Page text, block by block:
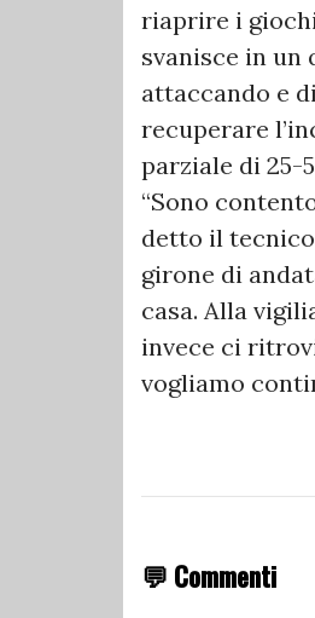
riaprire i
svanisce in un
attaccando e
recuperare
parziale di 25-
“Sono
detto il
girone di
casa. Alla
invece ci
vogliamo
💬 Commenti